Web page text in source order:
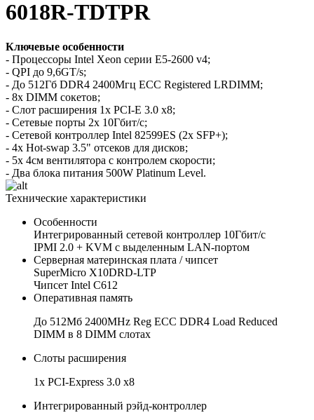
6018R-TDTPR
Ключевые особенности
- Процессоры Intel Xeon серии E5-2600 v4;
- QPI до 9,6GT/s;
- До 512Гб DDR4 2400Мгц ECC Registered LRDIMM;
- 8x DIMM сокетов;
- Слот расширения 1x PCI-E 3.0 x8;
- Сетевые порты 2x 10Гбит/с;
- Сетевой контроллер Intel 82599ES (2x SFP+);
- 4x Hot-swap 3.5" отсеков для дисков;
- 5x 4см вентилятора с контролем скорости;
- Два блока питания 500W Platinum Level.
Технические характеристики
Особенности
Интегрированный сетевой контроллер 10Гбит/с
IPMI 2.0 + KVM с выделенным LAN-портом
Серверная материнская плата / чипсет
SuperMicro X10DRD-LTP
Чипсет Intel C612
Оперативная память
До 512Мб 2400MHz Reg ECC DDR4 Load Reduced
DIMM в 8 DIMM слотах
Слоты расширения
1х PCI-Express 3.0 x8
Интегрированный рэйд-контроллер